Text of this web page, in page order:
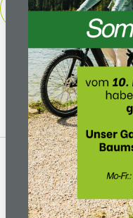
Keine Produkte
ÜBER UNS